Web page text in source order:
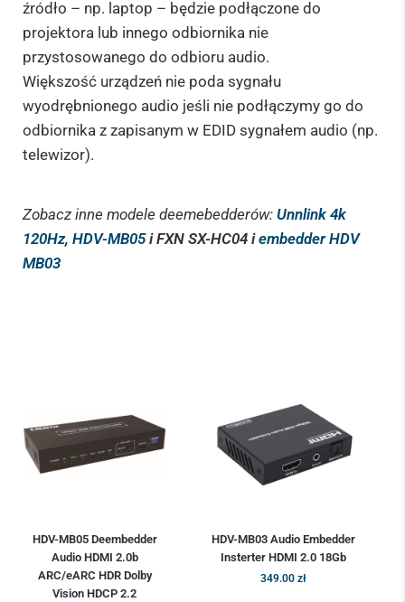
źródło – np. laptop – będzie podłączone do
projektora lub innego odbiornika nie
przystosowanego do odbioru audio.
Większość urządzeń nie poda sygnału
wyodrębnionego audio jeśli nie podłączymy go do
odbiornika z zapisanym w EDID sygnałem audio (np.
telewizor).
Zobacz inne modele deemebedderów: Unnlink 4k
120Hz, HDV-MB05iFXN SX-HC04 iembedder HDV
MB03
HDV-MB05 Deembedder
Audio HDMI 2.0b
ARC/eARC HDR Dolby
Vision HDCP 2.2
HDV-MB03 Audio Embedder
Insterter HDMI 2.0 18Gb
349.00 zł